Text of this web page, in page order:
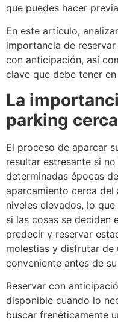
que puedes hacer
En este artículo,
importancia de
con anticipación, así
clave que debe tener
La
parking
El proceso de aparcar
resultar estresante si
determinadas épocas
aparcamiento cerca
niveles elevados, lo
si las cosas se deciden
predecir y reservar
molestias y disfrutar de
conveniente antes de
Reservar con
disponible cuando lo
buscar frenéticamente